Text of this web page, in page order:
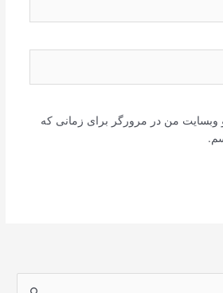
و وبسایت من در مرورگر برای زمانی که